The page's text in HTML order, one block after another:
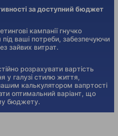
за доступний бюджет
кампанії гнучко
ваші потреби, забезпечуючи
зайвих витрат.
розрахувати вартість
у галузі стилю життя,
калькулятором вапртості
оптимальний варіант, що
бюджету.